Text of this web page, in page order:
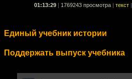
01:13:29 1769243 просмотра текст
Единый учебник истории
Поддержать выпуск учебника